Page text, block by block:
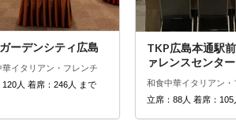
ーデンシティ広島
華イタリアン・フレンチ
120人 着席：246人 まで
TKP広島本通駅
ァレンスセンター
和食中華イタリアン・
立席：88人 着席：105